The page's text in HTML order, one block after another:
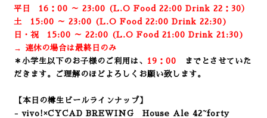
平日 16：00 ～ 23:00 (L.O Food 22:00 Drink 22：30）
土 15:00 ～ 23:00 (L.O Food 22:00 Drink 22:30)
日・祝 15:00 ～ 22:00 (L.O Food 21:00 Drink 21:30)
→ 連休の場合は最終日のみ
＊小学生以下のお子様のご利用は、 19：00
までとさせていた
だきます。ご理解のほどよろしくお願い致します。
【本日の樽生ビールラインナップ】
- vivo!×CYCAD BREWING House Ale 42~forty